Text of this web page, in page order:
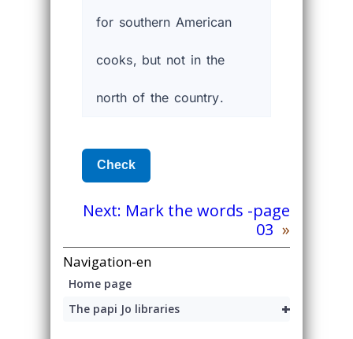
Next: Mark the words -page
03 »
Navigation-en
Home page
+
The papi Jo libraries